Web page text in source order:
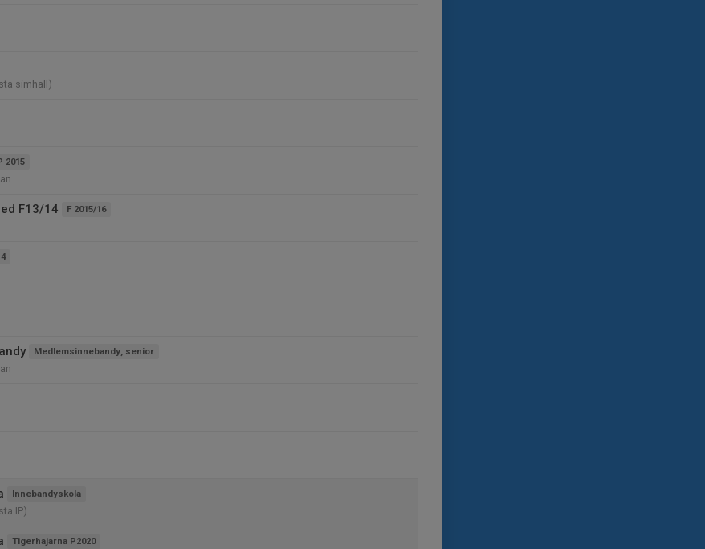
simhall)
2015
F13/14 F 2015/16
Medlemsinnebandy, senior
Innebandyskola
IP)
Tigerhajarna P2020